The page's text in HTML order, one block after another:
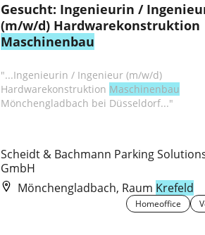
Gesucht: Ingenieurin /
Maschinenbau
"...Ingenieurin / Ingenieur (m/w/d)
Hardwarekonstruktion Maschinenbau
Mönchengladbach bei Düsseldorf..."
Scheidt & Bachmann Parking
GmbH
Mönchengladbach, Raum Krefeld
Homeoffice